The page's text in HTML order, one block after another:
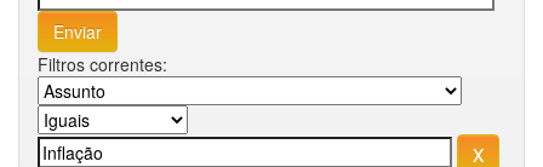
Filtros correntes: